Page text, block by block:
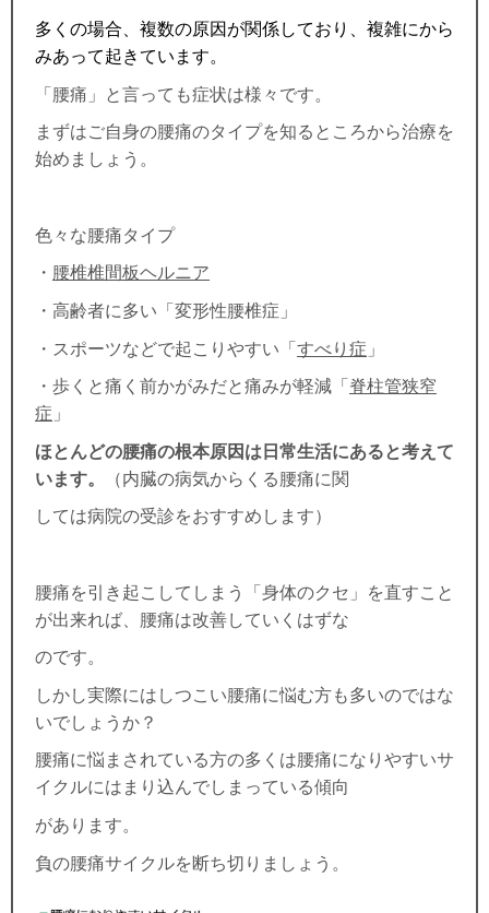
多くの場合、複数の原因が関係しており、複雑にから
みあって起きています。
「腰痛」と言っても症状は様々です。
まずはご自身の腰痛のタイプを知るところから治療を
始めましょう。
色々な腰痛タイプ
・ 腰椎椎間板ヘルニア
・高齢者に多い「変形性腰椎症」
・スポーツなどで起こりやすい「 すべり症 」
・歩くと痛く前かがみだと痛みが軽減 「 脊柱管狭窄
症 」
ほとんどの腰痛の根本原因は日常生活にあると考えて
います。
（内臓の病気からくる腰痛に関
しては病院の受診をおすすめします）
腰痛を引き起こしてしまう「身体のクセ」を直すこと
が出来れば、腰痛は改善していくはずな
のです。
しかし実際にはしつこい腰痛に悩む方も多いのではな
いでしょうか？
腰痛に悩まされている方の多くは腰痛になりやすいサ
イクルにはまり込んでしまっている傾向
があります。
負の腰痛サイクルを断ち切りましょう。